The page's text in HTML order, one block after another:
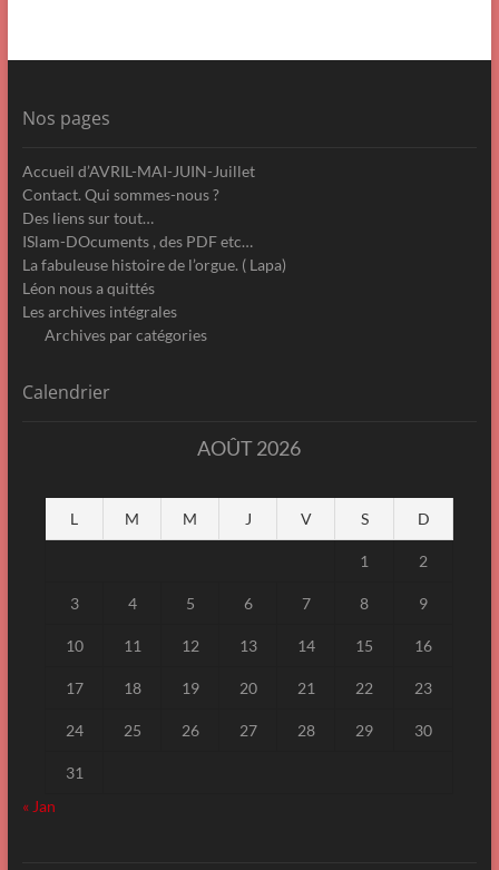
Nos pages
Accueil d’AVRIL-MAI-JUIN-Juillet
Contact. Qui sommes-nous ?
Des liens sur tout…
ISlam-DOcuments , des PDF etc…
La fabuleuse histoire de l’orgue. ( Lapa)
Léon nous a quittés
Les archives intégrales
Archives par catégories
Calendrier
AOÛT 2026
L M M J V S D
1 2
3 4 5 6 7 8 9
10 11 12 13 14 15 16
17 18 19 20 21 22 23
24 25 26 27 28 29 30
31
« Jan